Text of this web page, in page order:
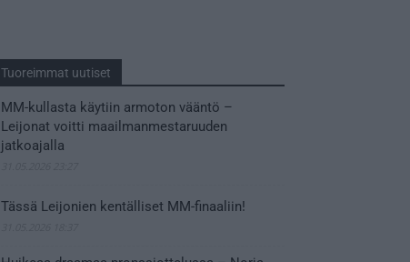
Tuoreimmat uutiset
MM-kullasta käytiin armoton vääntö –
Leijonat voitti maailmanmestaruuden
jatkoajalla
Tässä Leijonien kentälliset MM-finaaliin!